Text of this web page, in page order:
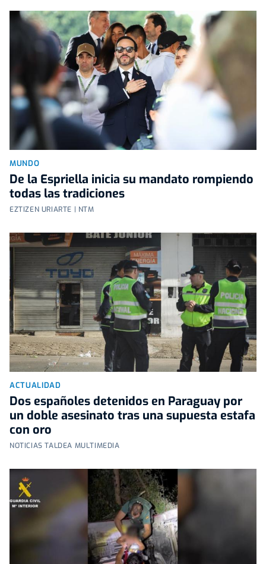
MUNDO
De la Espriella inicia su mandato rompiendo
todas las tradiciones
EZTIZEN URIARTE | NTM
ACTUALIDAD
Dos españoles detenidos en Paraguay por
un doble asesinato tras una supuesta estafa
con oro
NOTICIAS TALDEA MULTIMEDIA